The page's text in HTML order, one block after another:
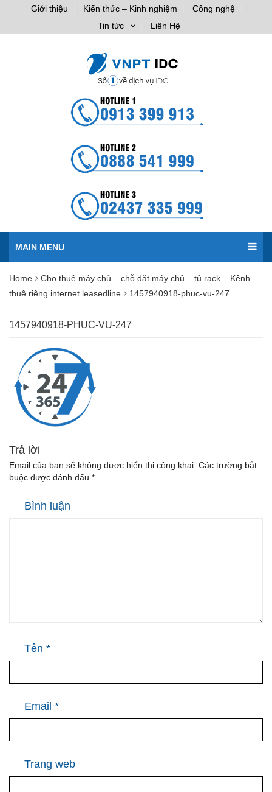
Giới thiệu Kiến thức – Kinh nghiệm
Công nghệ
Tin tức
Liên Hệ
MAIN MENU
Home
Cho thuê máy chủ – chỗ đặt máy chủ – tủ rack – Kênh
thuê riêng internet leasedline
1457940918-phuc-vu-247
1457940918-PHUC-VU-247
Trả lời
Email của bạn sẽ không được hiển thị công khai. Các trường bắt
buộc được đánh dấu *
Bình luận
Tên *
Email *
Trang web